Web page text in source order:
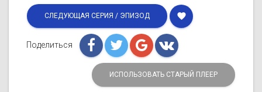
СЛЕДУЮЩАЯ СЕРИЯ / ЭПИЗОД favorite
Поделиться
ИСПОЛЬЗОВАТЬ СТАРЫЙ ПЛЕЕР